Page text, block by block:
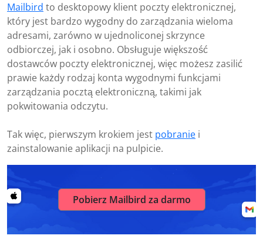
Mailbird to desktopowy klient poczty elektronicznej,
który jest bardzo wygodny do zarządzania wieloma
adresami, zarówno w ujednoliconej skrzynce
odbiorczej, jak i osobno. Obsługuje większość
dostawców poczty elektronicznej, więc możesz zasilić
prawie każdy rodzaj konta wygodnymi funkcjami
zarządzania pocztą elektroniczną, takimi jak
pokwitowania odczytu.
Tak więc, pierwszym krokiem jest pobranie i
zainstalowanie aplikacji na pulpicie.
Pobierz Mailbird za darmo